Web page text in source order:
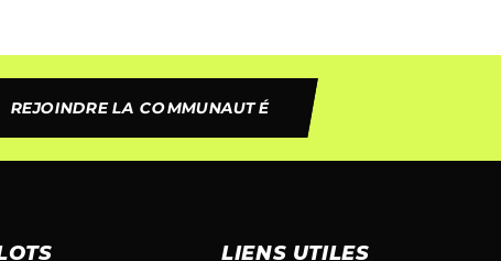
REJOINDRE LA COMMUNAUTÉ
LIENS UTILES